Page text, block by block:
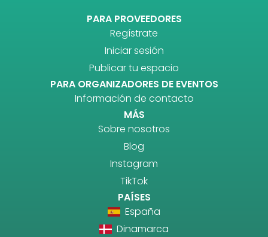
PARA PROVEEDORES
Regístrate
Iniciar sesión
Publicar tu espacio
PARA ORGANIZADORES DE EVENTOS
Información de contacto
MÁS
Sobre nosotros
Blog
Instagram
TikTok
PAÍSES
España
Dinamarca